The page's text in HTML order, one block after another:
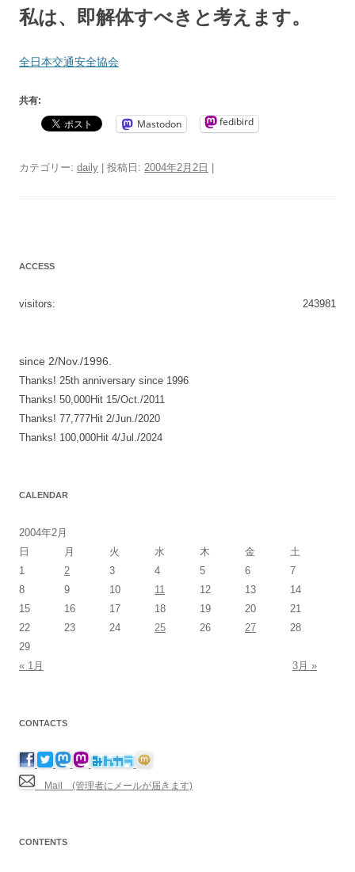
私は、即解体すべきと考えます。
全日本交通安全協会
共有:
Mastodon fedibird
カテゴリー: daily | 投稿日: 2004年2月2日 |
ACCESS
243981
visitors:
since 2/Nov./1996.
Thanks! 25th anniversary since 1996
Thanks! 50,000Hit 15/Oct./2011
Thanks! 77,777Hit 2/Jun./2020
Thanks! 100,000Hit 4/Jul./2024
CALENDAR
2004年2月
日
月 火 水 木 金
土
1
2 3 4 5 6
7
8
9 10 11 12 13
14
15
16 17 18 19 20
21
22
23 24 25 26 27
28
29
« 1月
3月 »
CONTACTS
Mail (管理者にメールが届きます)
CONTENTS